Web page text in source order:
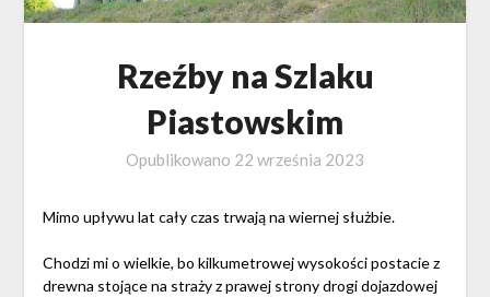
Rzeźby na Szlaku
Piastowskim
Opublikowano 22 września 2023
Mimo upływu lat cały czas trwają na wiernej służbie.
Chodzi mi o wielkie, bo kilkumetrowej wysokości postacie z
drewna stojące na straży z prawej strony drogi dojazdowej